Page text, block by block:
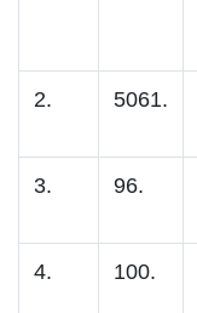
2. 5061.
3. 96.
4. 100.